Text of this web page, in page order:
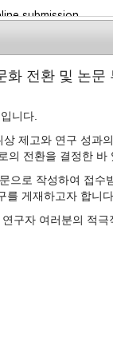
submission
; 45(4):253- 260
2287-5387
화 전환 및 논문
니다.
제고와 연구 성과
의 전환을 결정한 바
으로 작성하여 접수
를 게재하고자 합니다.
구자 여러분의 적극